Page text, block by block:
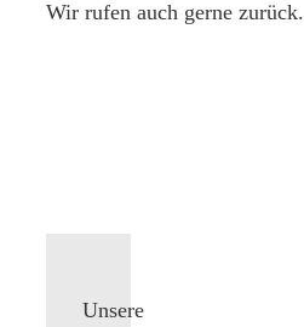
Wir rufen auch gerne zurück.
Unsere